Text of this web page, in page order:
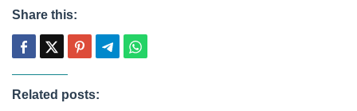
Share this:
Related posts: